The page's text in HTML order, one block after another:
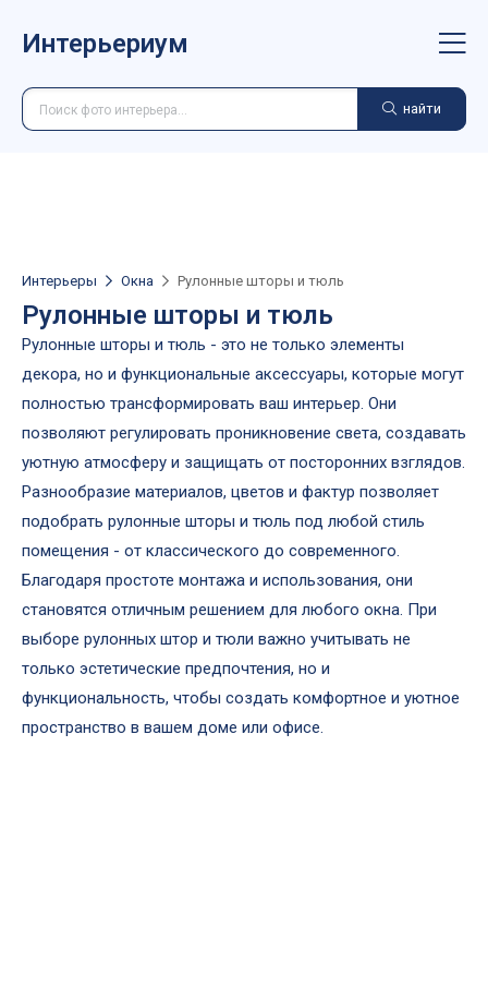
Интерьериум
найти
Интерьеры Окна Рулонные шторы и тюль
Рулонные шторы и тюль
Рулонные шторы и тюль - это не только элементы
декора, но и функциональные аксессуары, которые могут
полностью трансформировать ваш интерьер. Они
позволяют регулировать проникновение света, создавать
уютную атмосферу и защищать от посторонних взглядов.
Разнообразие материалов, цветов и фактур позволяет
подобрать рулонные шторы и тюль под любой стиль
помещения - от классического до современного.
Благодаря простоте монтажа и использования, они
становятся отличным решением для любого окна. При
выборе рулонных штор и тюли важно учитывать не
только эстетические предпочтения, но и
функциональность, чтобы создать комфортное и уютное
пространство в вашем доме или офисе.